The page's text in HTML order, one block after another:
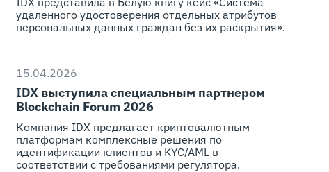
удаленного удостоверения отдельных атрибутов
персональных данных граждан без их раскрытия».
15.04.2026
IDX выступила специальным партнером
Blockchain Forum 2026
Компания IDX предлагает криптовалютным
платформам комплексные решения по
идентификации клиентов и KYC/AML в
соответствии с требованиями регулятора.